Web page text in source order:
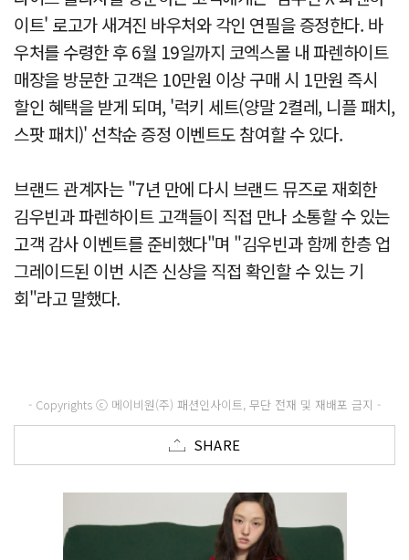
이트' 로고가 새겨진 바우처와 각인 연필을 증정한다. 바
우처를 수령한 후 6월 19일까지 코엑스몰 내 파렌하이트
매장을 방문한 고객은 10만원 이상 구매 시 1만원 즉시
할인 혜택을 받게 되며, '럭키 세트(양말 2켤레, 니플 패치,
스팟 패치)' 선착순 증정 이벤트도 참여할 수 있다.
브랜드 관계자는 "7년 만에 다시 브랜드 뮤즈로 재회한
김우빈과 파렌하이트 고객들이 직접 만나 소통할 수 있는
고객 감사 이벤트를 준비했다"며 "김우빈과 함께 한층 업
그레이드된 이번 시즌 신상을 직접 확인할 수 있는 기
회"라고 말했다.
- Copyrights ⓒ 메이비원(주) 패션인사이트, 무단 전재 및 재배포 금지 -
SHARE